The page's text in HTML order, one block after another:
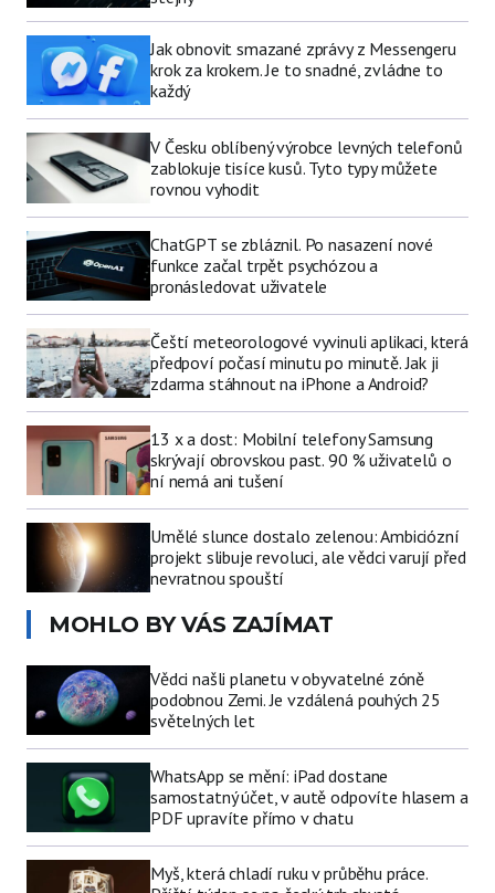
Jak obnovit smazané zprávy z Messengeru
krok za krokem. Je to snadné, zvládne to
každý
V Česku oblíbený výrobce levných telefonů
zablokuje tisíce kusů. Tyto typy můžete
rovnou vyhodit
ChatGPT se zbláznil. Po nasazení nové
funkce začal trpět psychózou a
pronásledovat uživatele
Čeští meteorologové vyvinuli aplikaci, která
předpoví počasí minutu po minutě. Jak ji
zdarma stáhnout na iPhone a Android?
13 x a dost: Mobilní telefony Samsung
skrývají obrovskou past. 90 % uživatelů o
ní nemá ani tušení
Umělé slunce dostalo zelenou: Ambiciózní
projekt slibuje revoluci, ale vědci varují před
nevratnou spouští
MOHLO BY VÁS ZAJÍMAT
Vědci našli planetu v obyvatelné zóně
podobnou Zemi. Je vzdálená pouhých 25
světelných let
WhatsApp se mění: iPad dostane
samostatný účet, v autě odpovíte hlasem a
PDF upravíte přímo v chatu
Myš, která chladí ruku v průběhu práce.